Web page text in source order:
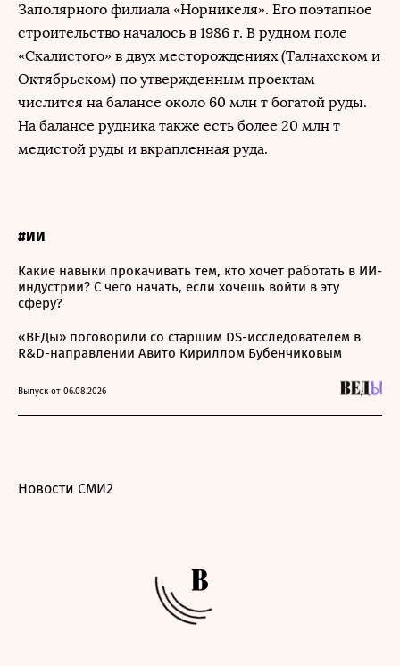
Заполярного филиала «Норникеля». Его поэтапное
строительство началось в 1986 г. В рудном поле
«Скалистого» в двух месторождениях (Талнахском и
Октябрьском) по утвержденным проектам
числится на балансе около 60 млн т богатой руды.
На балансе рудника также есть более 20 млн т
медистой руды и вкрапленная руда.
#ИИ
Какие навыки прокачивать тем, кто хочет работать в ИИ-
индустрии? С чего начать, если хочешь войти в эту
сферу?
«ВЕДы» поговорили со старшим DS-исследователем в
R&D-направлении Авито Кириллом Бубенчиковым
Выпуск от 06.08.2026
Новости СМИ2